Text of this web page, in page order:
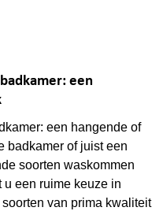
een
een hangende of
badkamer of juist een
soorten waskommen
een ruime keuze in
van prima kwaliteit